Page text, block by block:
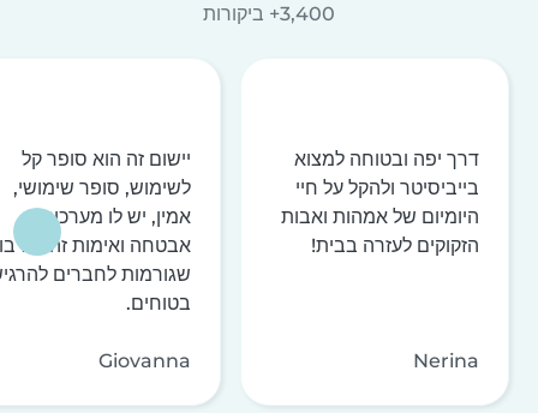
3,400+ ביקורות
דרך יפה ובטוחה למצוא
בייביסיטר ולהקל על חיי
היומיום של אמהות ואבות
הזקוקים לעזרה בבית!
Nerina
יישום זה הוא סופר קל
לשימוש, סופר שימושי,
אמין, יש לו מערכות
אבטחה ואימות זהות
שגורמות לחברים
בטוחים.
Giovanna